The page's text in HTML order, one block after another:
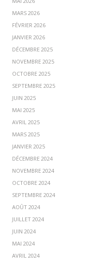
MARS 2026
FÉVRIER 2026
JANVIER 2026
DÉCEMBRE 2025
NOVEMBRE 2025
OCTOBRE 2025
SEPTEMBRE 2025
JUIN 2025
MAI 2025
AVRIL 2025
MARS 2025
JANVIER 2025
DÉCEMBRE 2024
NOVEMBRE 2024
OCTOBRE 2024
SEPTEMBRE 2024
AOÛT 2024
JUILLET 2024
JUIN 2024
MAI 2024
AVRIL 2024